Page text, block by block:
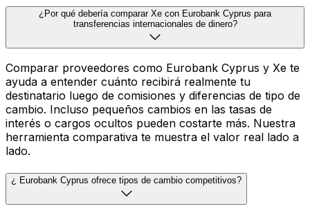
¿Por qué debería comparar Xe con Eurobank Cyprus para
transferencias internacionales de dinero?
Comparar proveedores como Eurobank Cyprus y Xe te
ayuda a entender cuánto recibirá realmente tu
destinatario luego de comisiones y diferencias de tipo de
cambio. Incluso pequeños cambios en las tasas de
interés o cargos ocultos pueden costarte más. Nuestra
herramienta comparativa te muestra el valor real lado a
lado.
¿ Eurobank Cyprus ofrece tipos de cambio competitivos?